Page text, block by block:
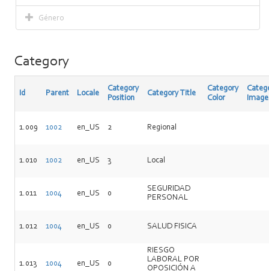
Género
Category
Id Parent Locale
Category
Position
Category Title
Category
Color
Image
1.009 1002 en_US 2 Regional
1.010 1002 en_US 3 Local
1.011 1004 en_US 0
SEGURIDAD
PERSONAL
1.012 1004 en_US 0 SALUD FISICA
1.013 1004 en_US 0
RIESGO
LABORAL POR
OPOSICIÓN A